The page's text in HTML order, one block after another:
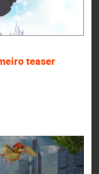
teaser